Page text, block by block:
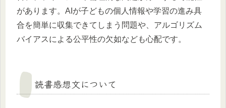
があります。AIが子どもの個人情報や学習の進み具
合を簡単に収集できてしまう問題や、アルゴリズム
バイアスによる公平性の欠如なども心配です。
読書感想文について